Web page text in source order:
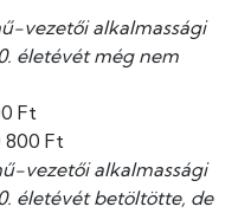
vezetői alkalmassági
életévét még nem
Ft
800 Ft
vezetői alkalmassági
életévét betöltötte, de